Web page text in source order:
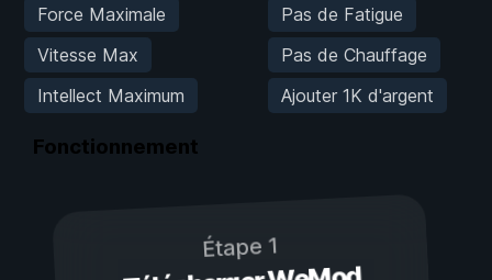
Force Maximale
Vitesse Max
Intellect Maximum
Pas de Fatigue
Pas de Chauffage
Ajouter 1K d'argent
Fonctionnement
Étape 1